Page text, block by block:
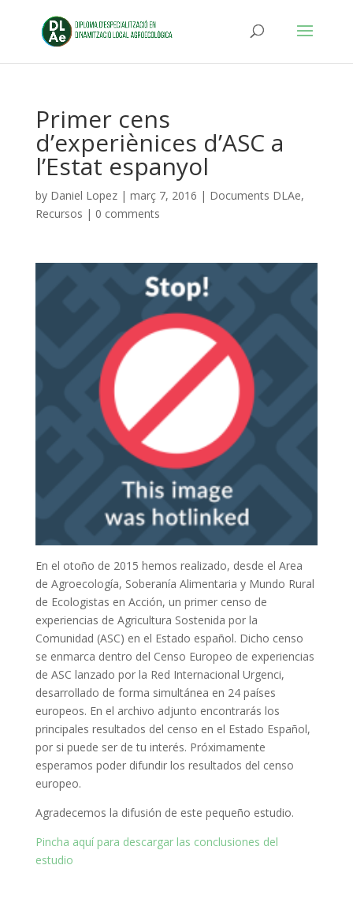
Primer cens
d’experiènices d’ASC a
l’Estat espanyol
by Daniel Lopez| març 7, 2016 | Documents DLAe,
Recursos | 0 comments
En el otoño de 2015 hemos realizado, desde el Area
de Agroecología, Soberanía Alimentaria y Mundo Rural
de Ecologistas en Acción, un primer censo de
experiencias de Agricultura Sostenida por la
Comunidad (ASC) en el Estado español. Dicho censo
se enmarca dentro del Censo Europeo de experiencias
de ASC lanzado por la Red Internacional Urgenci,
desarrollado de forma simultánea en 24 países
europeos. En el archivo adjunto encontrarás los
principales resultados del censo en el Estado Español,
por si puede ser de tu interés. Próximamente
esperamos poder difundir los resultados del censo
europeo.
Agradecemos la difusión de este pequeño estudio.
Pincha aquí para descargar las conclusiones del
estudio